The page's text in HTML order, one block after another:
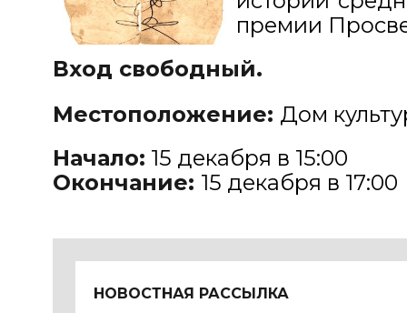
премии
Вход свободный.
Местоположение: Дом
Начало: 15 декабря в 15:00
Окончание: 15 декабря в 17:00
НОВОСТНАЯ РАССЫЛКА